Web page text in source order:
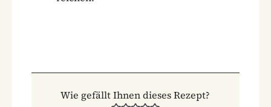
Wie gefällt Ihnen dieses Rezept?